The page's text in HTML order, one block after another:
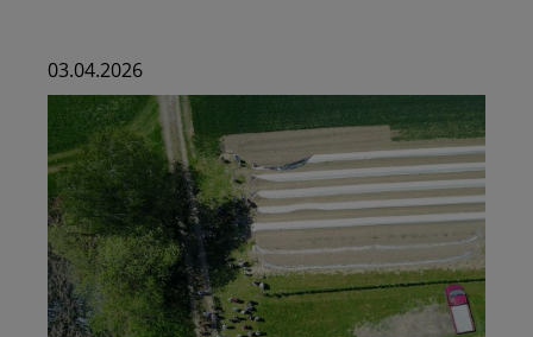
03.04.2026